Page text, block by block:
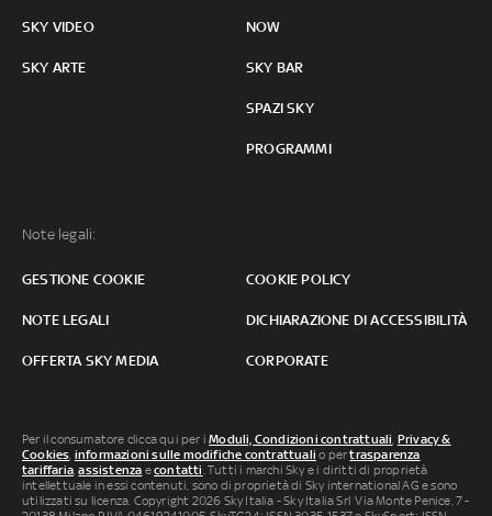
SKY VIDEO
SKY ARTE
NOW
SKY BAR
SPAZI SKY
PROGRAMMI
Note legali:
GESTIONE COOKIE COOKIE POLICY
NOTE LEGALI DICHIARAZIONE DI ACCESSIBILITÀ
OFFERTA SKY MEDIA CORPORATE
Per il consumatore clicca qui per iModuli, Condizioni contrattuali, Privacy &
Cookies, informazioni sulle modifiche contrattuali o pertrasparenza
tariffaria,assistenza econtatti. Tutti i marchi Sky e i diritti di proprietà
intellettuale in essi contenuti, sono di proprietà di Sky international AG e sono
utilizzati su licenza. Copyright 2026 Sky Italia - Sky Italia Srl Via Monte Penice, 7 -